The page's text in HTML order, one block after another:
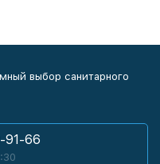
выбор санитарного
91-66